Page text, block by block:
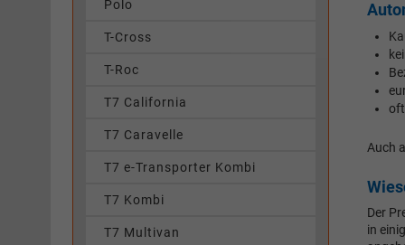
oft
Auch
Der
in
Polo
T-Cross
T-Roc
T7 California
T7 Caravelle
T7 e-Transporter Kombi
T7 Kombi
T7 Multivan